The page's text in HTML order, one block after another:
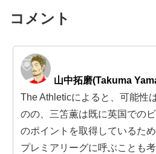
コメント
山中拓磨(Takuma
The Athleticによると、可能性
のの、三笘薫は既に英国での
のポイントを取得しているた
プレミアリーグに呼ぶことも